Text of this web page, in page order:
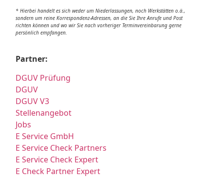
* Hierbei handelt es sich weder um Niederlassungen, noch Werkstätten o.ä.,
sondern um reine Korrespondenz-Adressen, an die Sie Ihre Anrufe und Post
richten können und wo wir Sie nach vorheriger Terminvereinbarung gerne
persönlich empfangen.
Partner:
DGUV Prüfung
DGUV
DGUV V3
Stellenangebot
Jobs
E Service GmbH
E Service Check Partners
E Service Check Expert
E Check Partner Expert